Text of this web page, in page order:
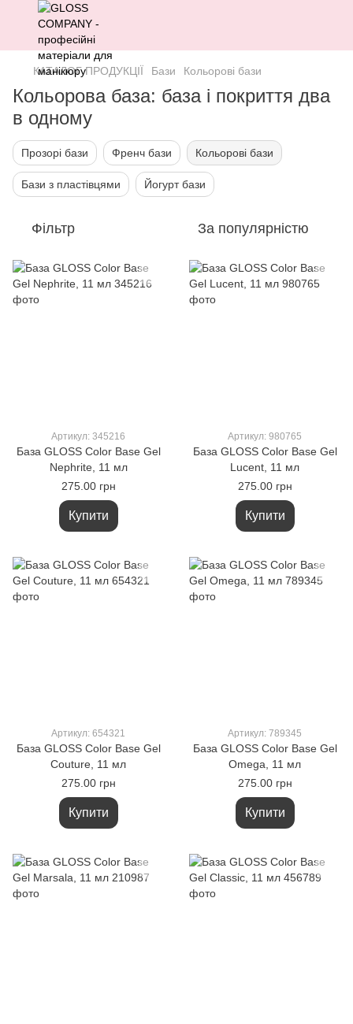
КАТАЛОГ ПРОДУКЦІЇ Бази Кольорові бази
Кольорова база: база і покриття два
в одному
Прозорі бази Френч бази Кольорові бази
Бази з пластівцями Йогурт бази
Фільтр За популярністю
Артикул: 345216
База GLOSS Color Base Gel
Nephrite, 11 мл
275.00 грн
Купити
Артикул: 980765
База GLOSS Color Base Gel
Lucent, 11 мл
275.00 грн
Купити
Артикул: 654321
База GLOSS Color Base Gel
Couture, 11 мл
275.00 грн
Купити
Артикул: 789345
База GLOSS Color Base Gel
Omega, 11 мл
275.00 грн
Купити